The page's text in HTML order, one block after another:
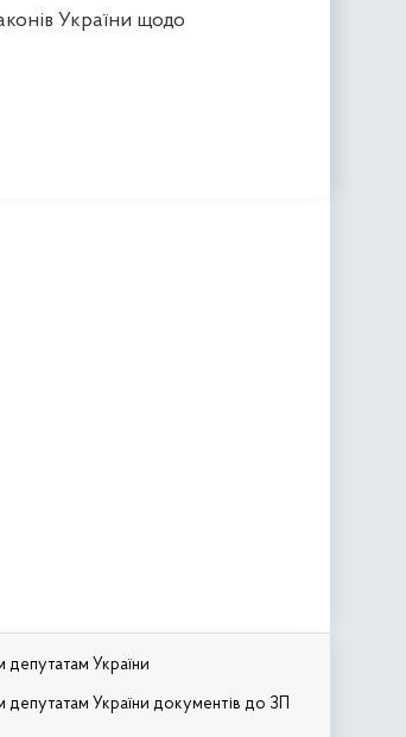
України щодо
України
України документів до ЗП